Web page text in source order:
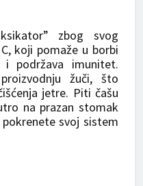
zbog svog
koji pomaže u borbi
podržava imunitet.
žuči, što
jetre. Piti čašu
na prazan stomak
svoj sistem